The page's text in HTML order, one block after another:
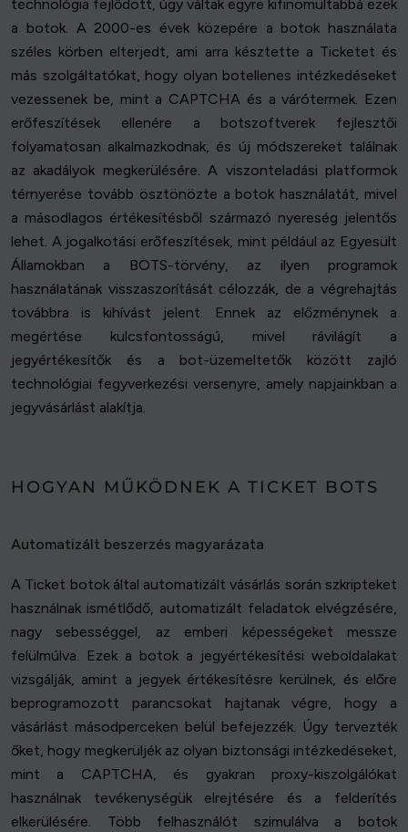
technológia fejlődött, úgy váltak egyre kifinomultabbá ezek
a botok. A 2000-es évek közepére a botok használata
széles körben elterjedt, ami arra késztette a Ticketet és
más szolgáltatókat, hogy olyan botellenes intézkedéseket
vezessenek be, mint a CAPTCHA és a várótermek. Ezen
erőfeszítések ellenére a botszoftverek fejlesztői
folyamatosan alkalmazkodnak, és új módszereket találnak
az akadályok megkerülésére. A viszonteladási platformok
térnyerése tovább ösztönözte a botok használatát, mivel
a másodlagos értékesítésből származó nyereség jelentős
lehet. A jogalkotási erőfeszítések, mint például az Egyesült
Államokban a BOTS-törvény, az ilyen programok
használatának visszaszorítását célozzák, de a végrehajtás
továbbra is kihívást jelent. Ennek az előzménynek a
megértése kulcsfontosságú, mivel rávilágít a
jegyértékesítők és a bot-üzemeltetők között zajló
technológiai fegyverkezési versenyre, amely napjainkban a
jegyvásárlást alakítja.
HOGYAN MŰKÖDNEK A TICKET BOTS
Automatizált beszerzés magyarázata
A Ticket botok által automatizált vásárlás során szkripteket
használnak ismétlődő, automatizált feladatok elvégzésére,
nagy sebességgel, az emberi képességeket messze
felülmúlva. Ezek a botok a jegyértékesítési weboldalakat
vizsgálják, amint a jegyek értékesítésre kerülnek, és előre
beprogramozott parancsokat hajtanak végre, hogy a
vásárlást másodperceken belül befejezzék. Úgy tervezték
őket, hogy megkerüljék az olyan biztonsági intézkedéseket,
mint a CAPTCHA, és gyakran proxy-kiszolgálókat
használnak tevékenységük elrejtésére és a felderítés
elkerülésére. Több felhasználót szimulálva a botok